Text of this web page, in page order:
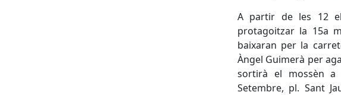
A partir de les 12
protagoitzar la 15a
baixaran per la
Àngel Guimerà per
sortirà el mossèn a
Setembre, pl. Sant